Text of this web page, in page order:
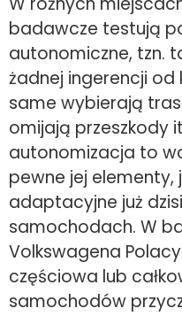
badawcze testują
autonomiczne, tzn.
żadnej ingerencji
same wybierają
omijają przeszkody
autonomizacja to
pewne jej
adaptacyjne już
samochodach. W
Volkswagena
częściowa lub
samochodów